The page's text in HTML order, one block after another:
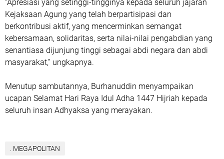
“Apresiasi yang setinggi-tingginya kepada seluruh jajaran
Kejaksaan Agung yang telah berpartisipasi dan
berkontribusi aktif, yang mencerminkan semangat
kebersamaan, solidaritas, serta nilai-nilai pengabdian yang
senantiasa dijunjung tinggi sebagai abdi negara dan abdi
masyarakat,” ungkapnya.
Menutup sambutannya, Burhanuddin menyampaikan
ucapan Selamat Hari Raya Idul Adha 1447 Hijriah kepada
seluruh insan Adhyaksa yang merayakan.
. MEGAPOLITAN